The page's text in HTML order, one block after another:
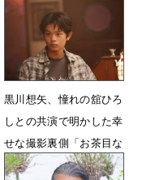
ン
7月27日 09時00分
黒川想矢、憧れの舘ひろ
しとの共演で明かした幸
せな撮影裏側「お茶目な
一面を感じました」